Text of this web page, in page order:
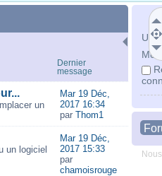
Mot
Dernier
message
un
Mar 19 Déc,
2017 16:34
par Thom1
un logiciel
Mar 19 Déc,
2017 15:33
par
chamoisrouge